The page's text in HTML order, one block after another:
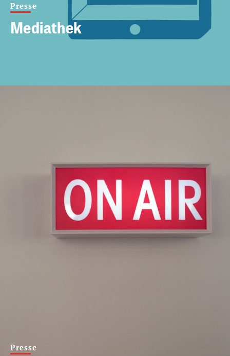
Presse
Mediathek
Presse